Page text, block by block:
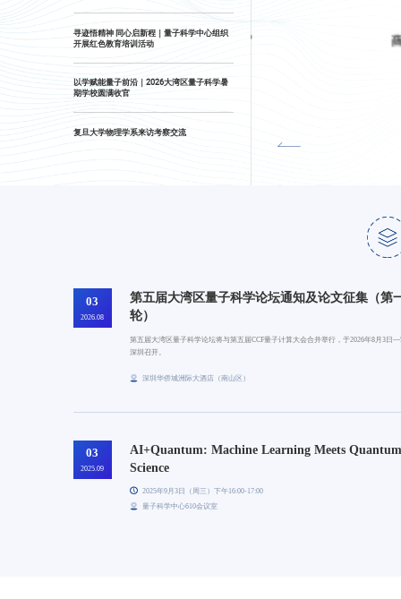
寻迹悟精神 同心启新程｜量子科学中心组织
开展红色教育培训活动
以学赋能量子前沿｜2026大湾区量子科学暑
期学校圆满收官
复旦大学物理学系来访考察交流
头条新闻
2026年08月05日
聚力“量与智相融合，量超智共融算” 薛其坤《人民
03
2026.08
第五届大湾区量子科学论坛通知及论文征集（第
轮）
第五届大湾区量子科学论坛将与第五届CCF量子计算大会合并举行，于2026年8月3日
深圳召开。
深圳华侨城洲际大酒店（南山区）
03
2025.09
AI+Quantum: Machine Learning Meets
Science
2025年9月3日（周三）下午16:00-17:00
量子科学中心610会议室